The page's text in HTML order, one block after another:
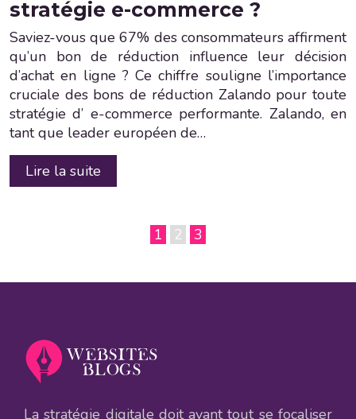
stratégie e-commerce ?
Saviez-vous que 67% des consommateurs affirment
qu’un bon de réduction influence leur décision
d’achat en ligne ? Ce chiffre souligne l’importance
cruciale des bons de réduction Zalando pour toute
stratégie d’ e-commerce performante. Zalando, en
tant que leader européen de…
Lire la suite
1 2 3
La stratégie digitale doit avant tout se focaliser